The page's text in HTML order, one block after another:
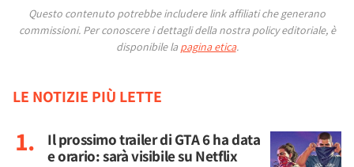
Questo contenuto potrebbe includere link affiliati che generano
commissioni. Per conoscere i dettagli della nostra policy editoriale, è
disponibile la pagina etica.
LE NOTIZIE PIÙ LETTE
Il prossimo trailer di GTA 6 ha data
e orario: sarà visibile su Netflix